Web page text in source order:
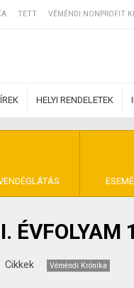
TETT VÉMÉNDI NONPROFIT
HELYI RENDELETEK
ÉVFOLYAM
Cikkek Véméndi Krónika